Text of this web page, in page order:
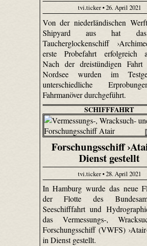
tvi.ticker • 26. April 2021
Von der niederländischen
Shipyard aus hat
Taucherglockenschiff
erste Probefahrt erfolgreich
Nach der dreistündigen Fahrt
Nordsee wurden im
unterschiedliche
Fahrmanöver durchgeführt.
SCHIFFFAHRT
Forschungsschiff
Dienst gestellt
tvi.ticker • 28. April 2021
In Hamburg wurde das neue
der Flotte des
Seeschifffahrt und
das Vermessungs-,
Forschungsschiff (VWFS)
in Dienst gestellt.